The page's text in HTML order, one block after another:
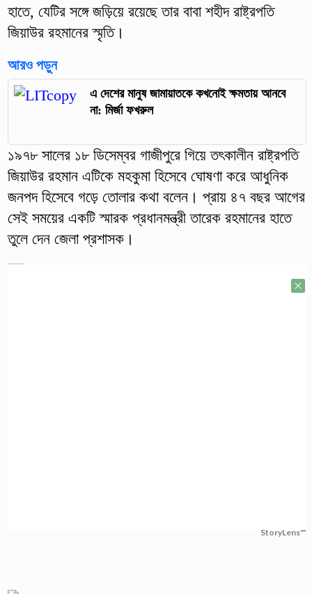
হাতে, যেটির সঙ্গে জড়িয়ে রয়েছে তার বাবা শহীদ রাষ্ট্রপতি
জিয়াউর রহমানের স্মৃতি।
আরও পড়ুন
এ দেশের মানুষ জামায়াতকে কখনোই ক্ষমতায় আনবে
না: মির্জা ফখরুল
১৯৭৮ সালের ১৮ ডিসেম্বর গাজীপুরে গিয়ে তৎকালীন রাষ্ট্রপতি
জিয়াউর রহমান এটিকে মহকুমা হিসেবে ঘোষণা করে আধুনিক
জনপদ হিসেবে গড়ে তোলার কথা বলেন। প্রায় ৪৭ বছর আগের
সেই সময়ের একটি স্মারক প্রধানমন্ত্রী তারেক রহমানের হাতে
তুলে দেন জেলা প্রশাসক।
StoryLens™